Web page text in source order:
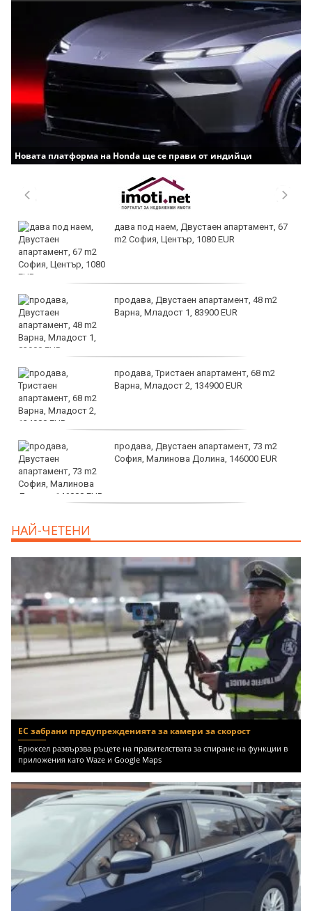
Новата платформа на Honda ще се прави от индийци
дава под наем, Двустаен апартамент, 67
m2 София, Център, 1080 EUR
продава, Двустаен апартамент, 48 m2
Варна, Младост 1, 83900 EUR
продава, Тристаен апартамент, 68 m2
Варна, Младост 2, 134900 EUR
продава, Двустаен апартамент, 73 m2
София, Малинова Долина, 146000 EUR
НАЙ-ЧЕТЕНИ
ЕС забрани предупрежденията за камери за скорост
Брюксел развързва ръцете на правителствата за спиране на функции в
приложения като Waze и Google Maps